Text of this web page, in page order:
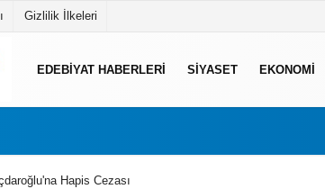
Gizlilik İlkeleri
EDEBIYAT HABERLERI SIYASET EKONOMI
Hapis Cezası